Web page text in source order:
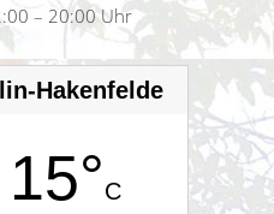
– 20:00 Uhr
Hakenfelde
15°C